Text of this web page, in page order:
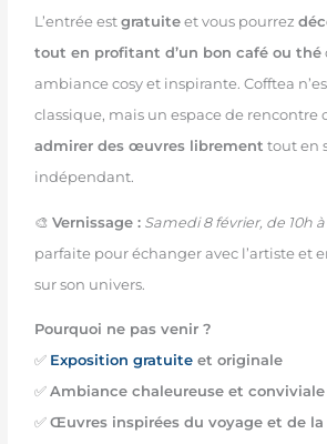
L’entrée est gratuiteet vous pourrez
tout en profitant d’un bon café ou thé
ambiance cosy et inspirante. Cofftea
classique, mais un espace de rencontre
admirer des œuvres librement tout en
indépendant.
🎨 Vernissage : Samedi 8 février, de 10h à
parfaite pour échanger avec l’artiste et
sur son univers.
Pourquoi ne pas venir ?
✅ Exposition gratuiteet originale
✅ Ambiance chaleureuse et conviviale
✅ Œuvres inspirées du voyage et de